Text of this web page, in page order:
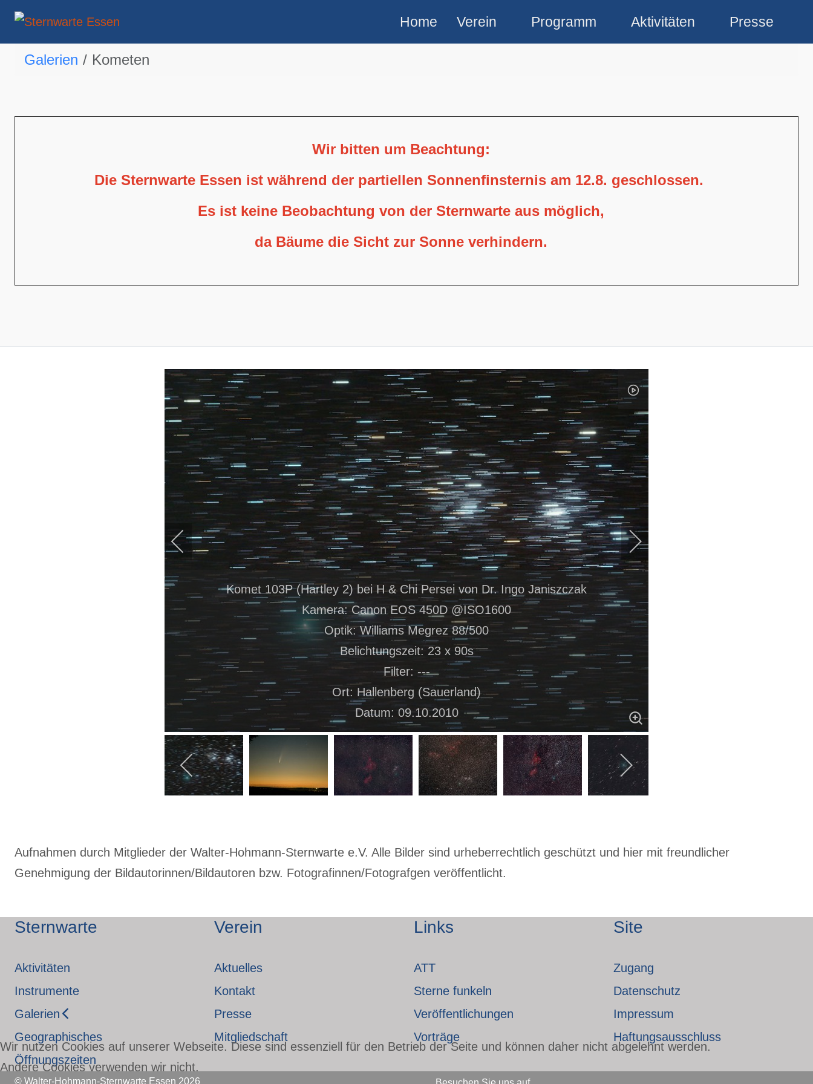
Home Verein Programm Aktivitäten Presse
Galerien Kometen
Wir bitten um Beachtung:
Die Sternwarte Essen ist während der partiellen Sonnenfinsternis am 12.8. geschlossen.
Es ist keine Beobachtung von der Sternwarte aus möglich,
da Bäume die Sicht zur Sonne verhindern.
Komet 103P (Hartley 2) bei H & Chi Persei von Dr. Ingo Janiszczak
Kamera: Canon EOS 450D @ISO1600
Optik: Williams Megrez 88/500
Belichtungszeit: 23 x 90s
Filter: ---
Ort: Hallenberg (Sauerland)
Datum: 09.10.2010
Aufnahmen durch Mitglieder der Walter-Hohmann-Sternwarte e.V. Alle Bilder sind urheberrechtlich geschützt und hier mit freundlicher
Genehmigung der Bildautorinnen/Bildautoren bzw. Fotografinnen/Fotografgen veröffentlicht.
Sternwarte
Aktivitäten
Instrumente
Galerien
Geographisches
Öffnungszeiten
Verein
Aktuelles
Kontakt
Presse
Mitgliedschaft
Links
ATT
Sterne funkeln
Veröffentlichungen
Vorträge
Site
Zugang
Datenschutz
Impressum
Haftungsausschluss
© Walter-Hohmann-Sternwarte Essen 2026
Wir nutzen Cookies auf unserer Webseite. Diese sind essenziell für den Betrieb der Seite und können daher nicht abgelehnt werden.
Andere Cookies verwenden wir nicht.